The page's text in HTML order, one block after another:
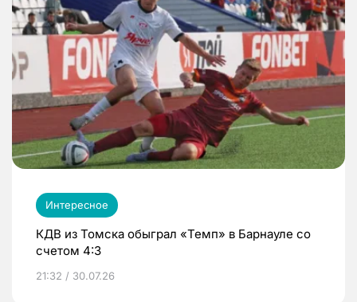
Интересное
КДВ из Томска обыграл «Темп» в Барнауле со
счетом 4:3
21:32 / 30.07.26